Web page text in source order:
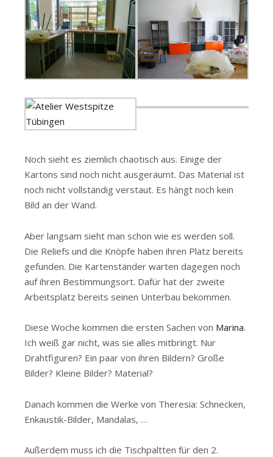
Noch sieht es ziemlich chaotisch aus. Einige der
Kartons sind noch nicht ausgeräumt. Das Material ist
noch nicht vollständig verstaut. Es hängt noch kein
Bild an der Wand.
Aber langsam sieht man schon wie es werden soll.
Die Reliefs und die Knöpfe haben ihren Platz bereits
gefunden. Die Kartenständer warten dagegen noch
auf ihren Bestimmungsort. Dafür hat der zweite
Arbeitsplatz bereits seinen Unterbau bekommen.
Diese Woche kommen die ersten Sachen von Marina.
Ich weiß gar nicht, was sie alles mitbringt. Nur
Drahtfiguren? Ein paar von ihren Bildern? Große
Bilder? Kleine Bilder? Material?
Danach kommen die Werke von Theresia: Schnecken,
Enkaustik-Bilder, Mandalas, …
Außerdem muss ich die Tischpaltten für den 2.